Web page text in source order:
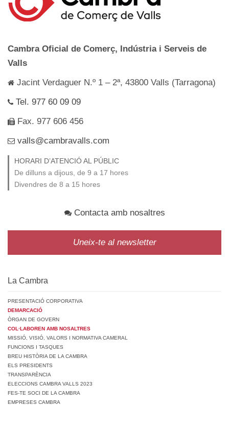
Cambra Oficial de Comerç, Indústria i Serveis de
Valls
Jacint Verdaguer N.º 1 – 2ª, 43800 Valls (Tarragona)
Tel. 977 60 09 09
Fax. 977 606 456
valls@cambravalls.com
HORARI D’ATENCIÓ AL PÚBLIC
De dilluns a dijous, de 9 a 17 hores
Divendres de 8 a 15 hores
Contacta amb nosaltres
Uneix-te al newsletter
La Cambra
PRESENTACIÓ CORPORATIVA
DEMARCACIÓ
ÒRGAN DE GOVERN
COL·LABOREN AMB NOSALTRES
MISSIÓ, VISIÓ, VALORS I NORMATIVA CAMERAL
FUNCIONS I TASQUES
BREU HISTÒRIA DE LA CAMBRA
ELS PRESIDENTS
TRANSPARÈNCIA
ELECCIONS CAMBRA VALLS 2023
FES-TE SOCI DE LA CAMBRA
EMPRESES CAMBRA